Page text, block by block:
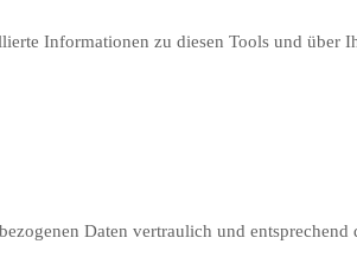
Informationen zu diesen Tools und über
Daten vertraulich und entsprechend